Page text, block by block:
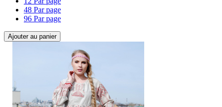
48 Par page
96 Par page
Ajouter au panier